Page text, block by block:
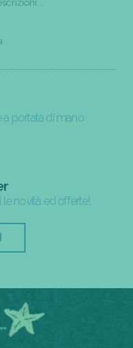
a portata di mano
le novità ed offerte!